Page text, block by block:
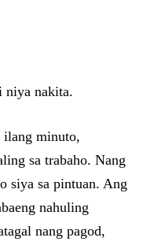
niya nakita.
ilang minuto,
sa trabaho. Nang
siya sa pintuan. Ang
nahuling
nang pagod,